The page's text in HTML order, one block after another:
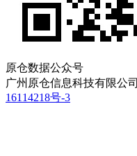
原仓数据公众号
广州原仓信息科技有限公司
16114218号-3